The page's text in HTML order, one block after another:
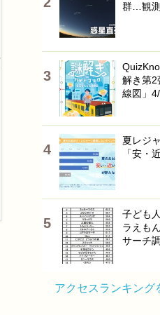
群…観
解き第2
線図」
夏レジ
「安・
子ども
ラえも
サーチ
アクセスランキング